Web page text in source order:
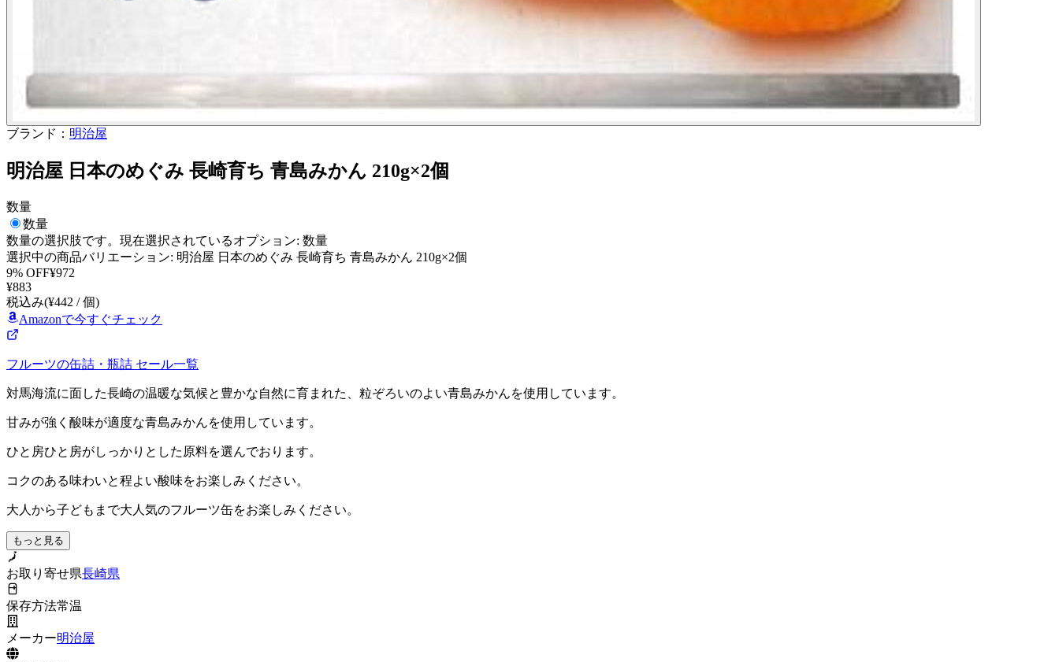
ブランド： 明治屋
明治屋 日本のめぐみ 長崎育ち 青島みかん 210g×2個
数量
数量
数量の選択肢です。現在選択されているオプション: 数量
選択中の商品バリエーション: 明治屋 日本のめぐみ 長崎育ち 青島みかん 210g×2個
9% OFF¥972
¥883
税込み(¥442 / 個)
Amazonで今すぐチェック
フルーツの缶詰・瓶詰 セール一覧
対馬海流に面した長崎の温暖な気候と豊かな自然に育まれた、粒ぞろいのよい青島みかんを使用しています。
甘みが強く酸味が適度な青島みかんを使用しています。
ひと房ひと房がしっかりとした原料を選んでおります。
コクのある味わいと程よい酸味をお楽しみください。
大人から子どもまで大人気のフルーツ缶をお楽しみください。
もっと見る
お取り寄せ県長崎県
保存方法常温
メーカー明治屋